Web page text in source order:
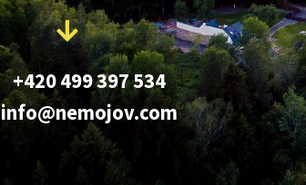
+420 499 397 534
info@nemojov.com